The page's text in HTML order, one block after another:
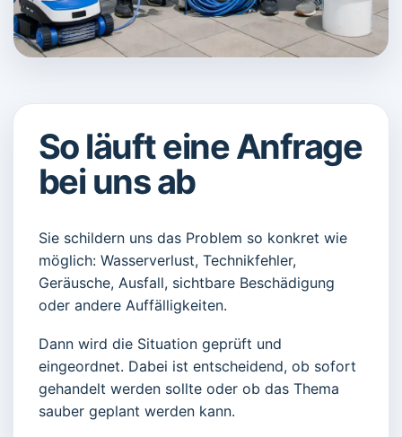
So läuft eine Anfrage
bei uns ab
Sie schildern uns das Problem so konkret wie
möglich: Wasserverlust, Technikfehler,
Geräusche, Ausfall, sichtbare Beschädigung
oder andere Auffälligkeiten.
Dann wird die Situation geprüft und
eingeordnet. Dabei ist entscheidend, ob sofort
gehandelt werden sollte oder ob das Thema
sauber geplant werden kann.